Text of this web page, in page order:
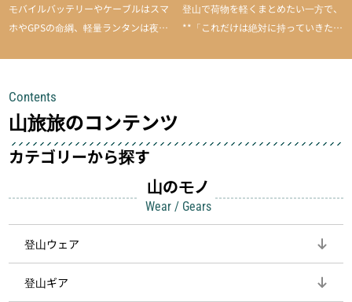
モバイルバッテリーやケーブルはスマ
ホやGPSの命綱、軽量ランタンは夜間
して安全にしてくれます
登山で荷物を軽くまとめたい一方で、
**「これだけは絶対に持っていきた
Contents
山旅旅のコンテンツ
カテゴリーから探す
山のモノ
Wear / Gears
登山ウェア
登山ギア